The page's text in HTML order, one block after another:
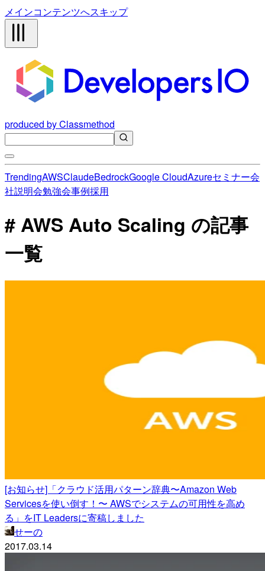
メインコンテンツへスキップ
produced by Classmethod
TrendingAWSClaudeBedrockGoogle CloudAzureセミナー会
社説明会勉強会事例採用
# AWS Auto Scaling の記事
一覧
[お知らせ]「クラウド活用パターン辞典〜Amazon Web
Servicesを使い倒す！〜 AWSでシステムの可用性を高め
る」をIT Leadersに寄稿しました
せーの
2017.03.14